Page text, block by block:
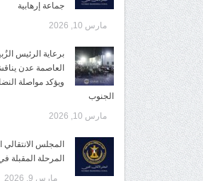
جماعة إرهابية
مارس 10, 2026
برعاية الرئيس
العاصمة عدن
ويؤكد مواصلة
الجنوب
مارس 10, 2026
المجلس
المرحلة المقبلة
مارس 9, 2026